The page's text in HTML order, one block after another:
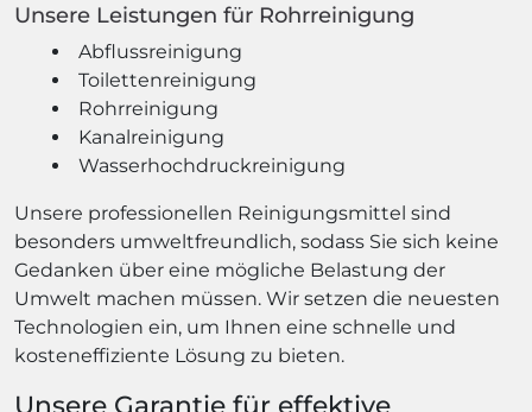
Unsere Leistungen für Rohrreinigung
Abflussreinigung
Toilettenreinigung
Rohrreinigung
Kanalreinigung
Wasserhochdruckreinigung
Unsere professionellen Reinigungsmittel sind
besonders umweltfreundlich, sodass Sie sich keine
Gedanken über eine mögliche Belastung der
Umwelt machen müssen. Wir setzen die neuesten
Technologien ein, um Ihnen eine schnelle und
kosteneffiziente Lösung zu bieten.
Unsere Garantie für effektive